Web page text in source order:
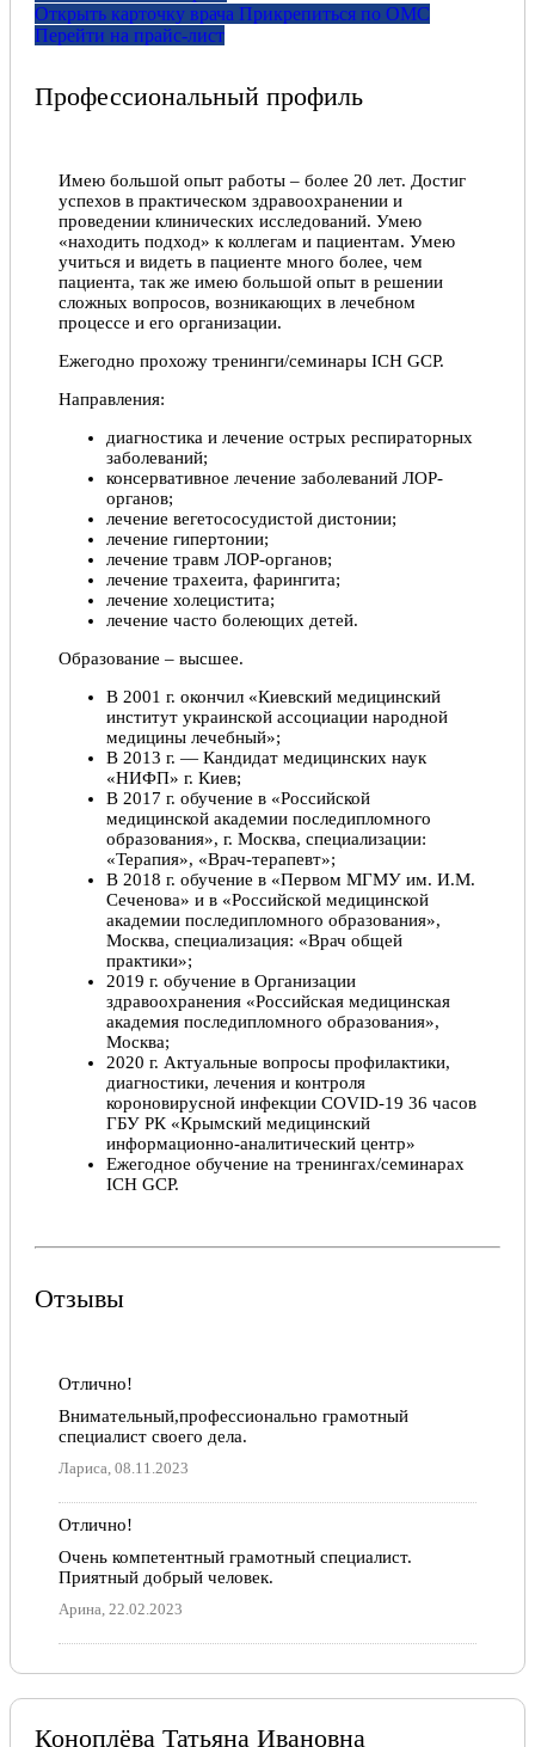
Открыть карточку врача Прикрепитьcя по ОМС
Перейти на прайс-лист
Профессиональный профиль
Имею большой опыт работы – более 20 лет. Достиг
успехов в практическом здравоохранении и
проведении клинических исследований. Умею
«находить подход» к коллегам и пациентам. Умею
учиться и видеть в пациенте много более, чем
пациента, так же имею большой опыт в решении
сложных вопросов, возникающих в лечебном
процессе и его организации.
Ежегодно прохожу тренинги/семинары ICH GCP.
Направления:
диагностика и лечение острых респираторных
заболеваний;
консервативное лечение заболеваний ЛОР-
органов;
лечение вегетососудистой дистонии;
лечение гипертонии;
лечение травм ЛОР-органов;
лечение трахеита, фарингита;
лечение холецистита;
лечение часто болеющих детей.
Образование – высшее.
В 2001 г. окончил «Киевский медицинский
институт украинской ассоциации народной
медицины лечебный»;
В 2013 г. — Кандидат медицинских наук
«НИФП» г. Киев;
В 2017 г. обучение в «Российской
медицинской академии последипломного
образования», г. Москва, специализации:
«Терапия», «Врач-терапевт»;
В 2018 г. обучение в «Первом МГМУ им. И.М.
Сеченова» и в «Российской медицинской
академии последипломного образования»,
Москва, специализация: «Врач общей
практики»;
2019 г. обучение в Организации
здравоохранения «Российская медицинская
академия последипломного образования»,
Москва;
2020 г. Актуальные вопросы профилактики,
диагностики, лечения и контроля
короновирусной инфекции COVID-19 36 часов
ГБУ РК «Крымский медицинский
информационно-аналитический центр»
Ежегодное обучение на тренингах/семинарах
ICH GCP.
Отзывы
Отлично!
Внимательный,профессионально грамотный
специалист своего дела.
Лариса, 08.11.2023
Отлично!
Очень компетентный грамотный специалист.
Приятный добрый человек.
Арина, 22.02.2023
Коноплёва Татьяна Ивановна